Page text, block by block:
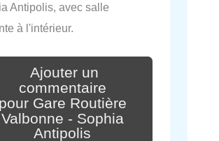
Antipolis, avec salle
à l'intérieur.
Ajouter un
commentaire
pour Gare Routière
Valbonne - Sophia
Antipolis